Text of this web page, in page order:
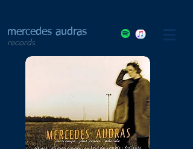
mercedes audras
records